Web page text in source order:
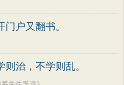
户又翻书。
治，不学则乱。